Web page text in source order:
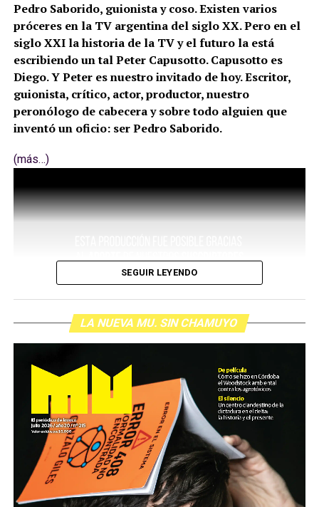
Pedro Saborido, guionista y coso. Existen varios
próceres en la TV argentina del siglo XX. Pero en el
siglo XXI la historia de la TV y el futuro la está
escribiendo un tal Peter Capusotto. Capusotto es
Diego. Y Peter es nuestro invitado de hoy. Escritor,
guionista, crítico, actor, productor, nuestro
peronólogo de cabecera y sobre todo alguien que
inventó un oficio: ser Pedro Saborido.
(más…)
SEGUIR LEYENDO
LA NUEVA MU. SIN CHAMUYO